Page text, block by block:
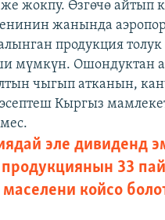
же жокпу. Өзгөчө айтып
жанында
продукция
мүмкүн. Ошондуктан
чыгып атканын,
Кыргыз
эле дивиденд
33
койсо